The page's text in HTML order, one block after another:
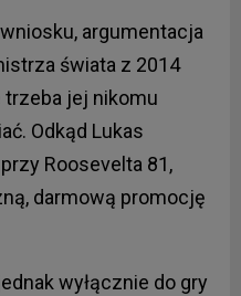
argumentacja
świata z 2014
trzeba jej nikomu
Odkąd Lukas
Roosevelta 81,
darmową promocję
wyłącznie do gry